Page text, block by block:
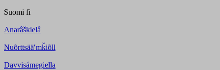
Suomi fi
Anarâškielâ
Nuõrttsääʹmǩiõll
Davvisámegiella